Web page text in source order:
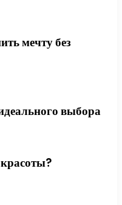
мечту без
выбора
красоты?